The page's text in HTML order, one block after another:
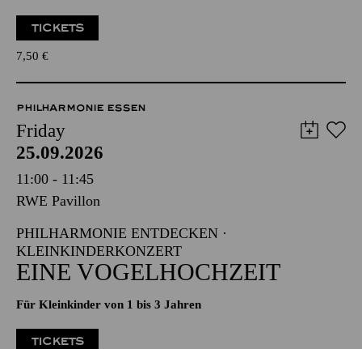
TICKETS
7,50 €
PHILHARMONIE ESSEN
Friday
25.09.2026
11:00 - 11:45
RWE Pavillon
PHILHARMONIE ENTDECKEN ·
KLEINKINDERKONZERT
EINE VOGELHOCHZEIT
Für Kleinkinder von 1 bis 3 Jahren
TICKETS